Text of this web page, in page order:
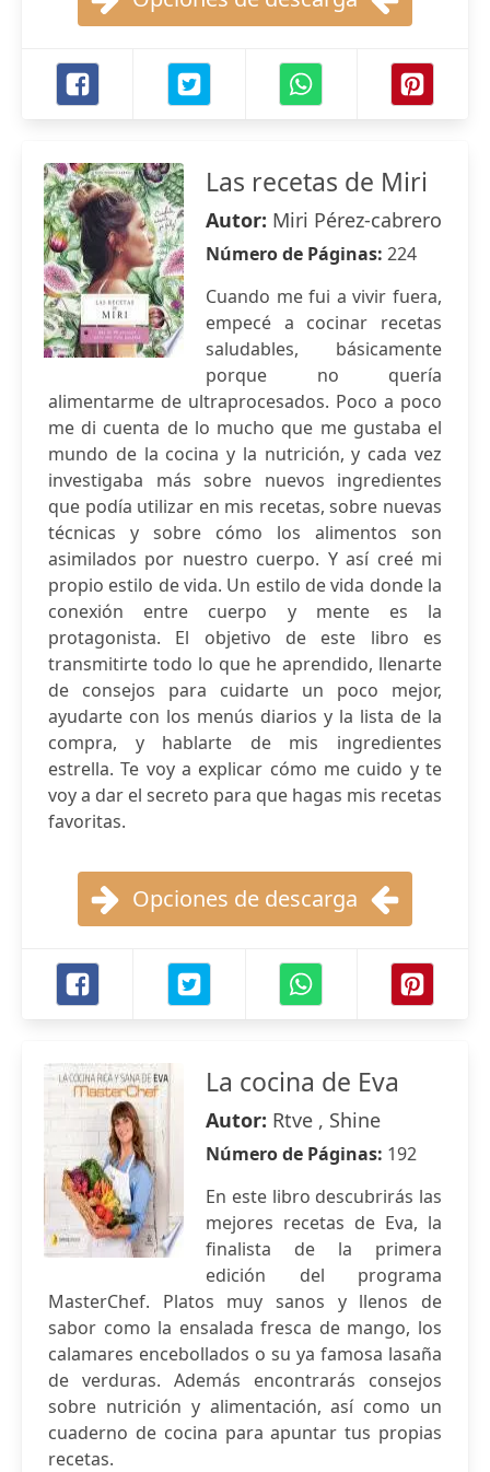
Las recetas de Miri
Autor: Miri Pérez-cabrero
Número de Páginas: 224
Cuando me fui a vivir fuera,
empecé a cocinar recetas
saludables, básicamente
porque no quería
alimentarme de ultraprocesados. Poco a poco
me di cuenta de lo mucho que me gustaba el
mundo de la cocina y la nutrición, y cada vez
investigaba más sobre nuevos ingredientes
que podía utilizar en mis recetas, sobre nuevas
técnicas y sobre cómo los alimentos son
asimilados por nuestro cuerpo. Y así creé mi
propio estilo de vida. Un estilo de vida donde la
conexión entre cuerpo y mente es la
protagonista. El objetivo de este libro es
transmitirte todo lo que he aprendido, llenarte
de consejos para cuidarte un poco mejor,
ayudarte con los menús diarios y la lista de la
compra, y hablarte de mis ingredientes
estrella. Te voy a explicar cómo me cuido y te
voy a dar el secreto para que hagas mis recetas
favoritas.
Opciones de descarga
La cocina de Eva
Autor: Rtve , Shine
Número de Páginas: 192
En este libro descubrirás las
mejores recetas de Eva, la
finalista de la primera
edición del programa
MasterChef. Platos muy sanos y llenos de
sabor como la ensalada fresca de mango, los
calamares encebollados o su ya famosa lasaña
de verduras. Además encontrarás consejos
sobre nutrición y alimentación, así como un
cuaderno de cocina para apuntar tus propias
recetas.